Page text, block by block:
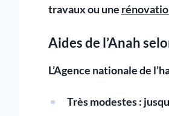
travaux ou une
Aides de l’Anah
L’Agence nationale de
Très modestes: